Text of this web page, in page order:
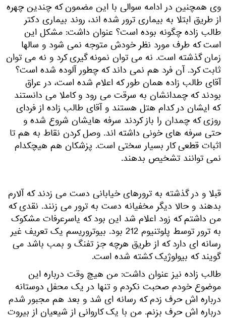
وی همچنین در ادامه سوالی با این مضمون که چندین چهره
از طریق ابتلا به بیماری ترور شده اند، روند بیماری دکتر
طالب زاده چگونه بوده است؟ عنوان داشت: مشکل این
است که طرف مورد نظر خودش متوجه نمی شود و سالها
زمان گذشته است. نه می توان نمونه گیری کرد و نه می توان
ثابت کرد. آن فرد هم نمی داند که چطور آلوده شده است؟
آقای طالب زاده همان طور که اعلام شده است، در عراق
بودند که چمدانشان به سرقت می رود و کاملا می دانستند
که ایشان در کدام هتل هستند و آقای طالب زاده از فردای
روزی که چمدان را باز کردند سرفه هایشان شروع شده و
حتی سرفه های خونی داشته اند. وصل کردن نقاط به هم تا
اثبات قطعی کار بسیار سختی است. پزشکان هم هیچکدام
نمی توانند تشخیص بدهند.
قبلا و در گذشته به ترورهای خیابانی دست می زدند که آلارم
بدهند و حالا دیگر مخفیانه دست به ترور می زنند. نقدی که
من داشتم که زود اعلام شد این بود که یاسرعرفات مشکوک
به ترور توسط پلوتنیوم 212 بود. بیوتروریسم یک تعریف غیر
رسانه ای دارد که از طریق هرچه جز تفنگ و بمب باشد می
گویند که بیولوژیک کشته شده است.
طالب زاده نیز عنوان داشت: من هیچ وقت درباره این
موضوع خودم صحبت نکردم و تنها در یک محفل دوستانه
درباره اش حرف زدم که رسانه ای شد و بعد هم مجبور شدم
درباره اش حرف بزنم. من با یک کاروانی از شیعیان از بیروت